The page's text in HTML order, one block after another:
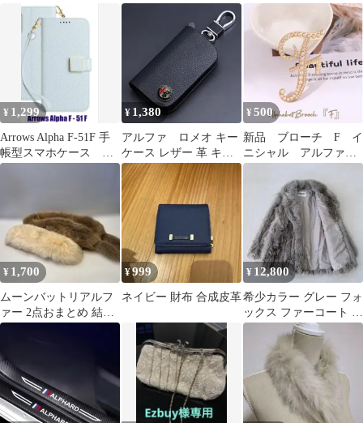
XL ネイビー
ハギレ はぎれ 小物作り
¥ 1,299
Arrows Alpha F-51F 手
帳型スマホケース ス
トラップ付き
¥ 1,380
アルファ ロメオ キー
ケース レザー 革 キー
カバー 高級 黒
¥500
新品 ブローチ F イ
ニシャル アルファベ
ット フェイクパー
ル ゴールド 推し活
¥ 1,700
ムーンバットリアルフ
ァー 2点おまとめ 結婚
式 イベントファーティ
¥999
ネイビー 財布 合成皮革
¥ 12,800
希少カラー グレー フォ
ックス ファーコート リ
アルファー ボリューム
襟 毛皮